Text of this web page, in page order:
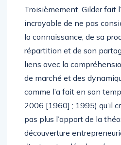
Troisièmement, Gilder fait
incroyable de ne pas
la connaissance, de sa
répartition et de son
liens avec la
de marché et des
comme l’a fait en son
2006 [1960] ; 1995) qu’il
pas plus l’apport de la
découverture